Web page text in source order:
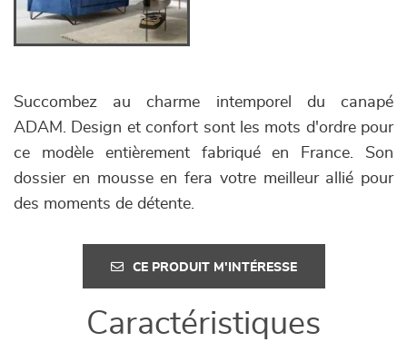
Succombez au charme intemporel du canapé
ADAM. Design et confort sont les mots d'ordre pour
ce modèle entièrement fabriqué en France. Son
dossier en mousse en fera votre meilleur allié pour
des moments de détente.
CE PRODUIT M'INTÉRESSE
Caractéristiques